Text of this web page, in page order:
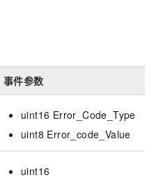
事件参数
uint16 Error_Code_Type
uint8 Error_code_Value
uint16